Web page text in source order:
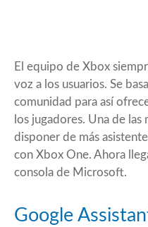
El equipo de Xbox
voz a los usuarios. Se
comunidad para así
los jugadores. Una de
disponer de más
con Xbox One. Ahora
consola de Microsoft.
Google